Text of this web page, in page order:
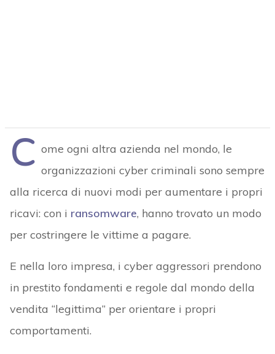
C ome ogni altra azienda nel mondo, le
organizzazioni cyber criminali sono sempre
alla ricerca di nuovi modi per aumentare i propri
ricavi: con i ransomware, hanno trovato un modo
per costringere le vittime a pagare.
E nella loro impresa, i cyber aggressori prendono
in prestito fondamenti e regole dal mondo della
vendita “legittima” per orientare i propri
comportamenti.